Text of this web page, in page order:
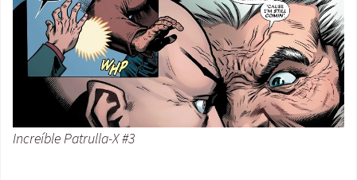
Increíble Patrulla-X #3